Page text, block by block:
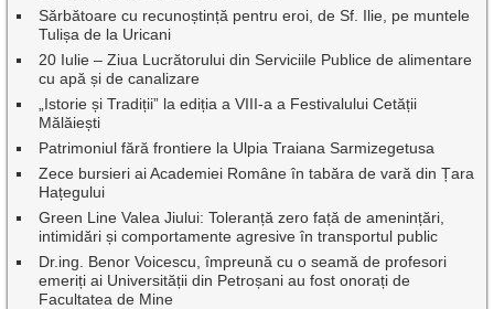
Sărbătoare cu recunoștință pentru eroi, de Sf. Ilie, pe muntele
Tulișa de la Uricani
20 Iulie – Ziua Lucrătorului din Serviciile Publice de alimentare
cu apă și de canalizare
„Istorie și Tradiții” la ediția a VIII-a a Festivalului Cetății
Mălăiești
Patrimoniul fără frontiere la Ulpia Traiana Sarmizegetusa
Zece bursieri ai Academiei Române în tabăra de vară din Țara
Hațegului
Green Line Valea Jiului: Toleranță zero față de amenințări,
intimidări și comportamente agresive în transportul public
Dr.ing. Benor Voicescu, împreună cu o seamă de profesori
emeriți ai Universității din Petroșani au fost onorați de
Facultatea de Mine